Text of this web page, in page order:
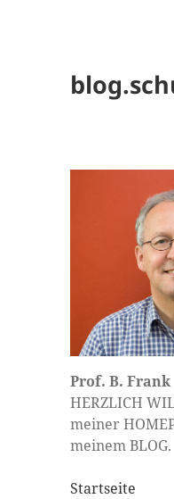
Prof. B. Frank
HERZLICH
meiner
meinem BLOG.
Startseite